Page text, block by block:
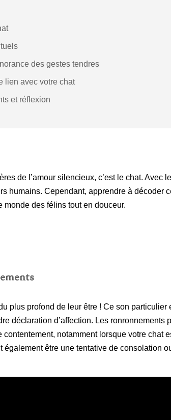
des gestes tendres
lien avec votre chat
et réflexion
de l’amour silencieux, c’est le chat. Avec
humains. Cependant, apprendre à décoder
des félins tout en douceur.
plus profond de leur être ! Ce son particulier
déclaration d’affection. Les ronronnements
notamment lorsque votre chat
être une tentative de consolation